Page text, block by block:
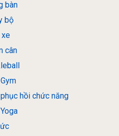
bàn
bộ
cân
hồi chức năng